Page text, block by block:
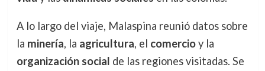
A lo largo del viaje, Malaspina reunió datos sobre
la minería, la agricultura, el comercioy la
organización social de las regiones visitadas. Se